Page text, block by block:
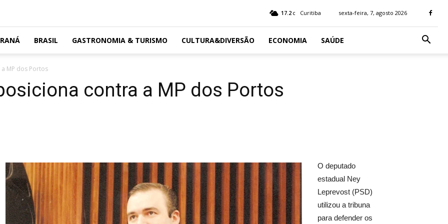
17.2 C Curitiba sexta-feira, 7, agosto 2026
BRASIL GASTRONOMIA & TURISMO CULTURA&DIVERSÃO ECONOMIA SAÚDE
MP dos Portos
contra a MP dos Portos
O deputado
estadual Ney
Leprevost (PSD)
utilizou a tribuna
para defender os